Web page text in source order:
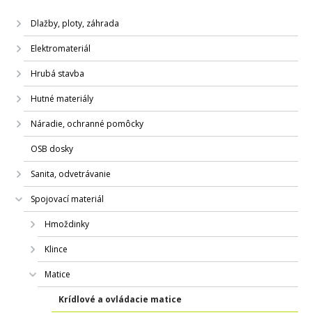
Dlažby, ploty, záhrada
Elektromateriál
Hrubá stavba
Hutné materiály
Náradie, ochranné pomôcky
OSB dosky
Sanita, odvetrávanie
Spojovací materiál
Hmoždinky
Klince
Matice
Krídlové a ovládacie matice